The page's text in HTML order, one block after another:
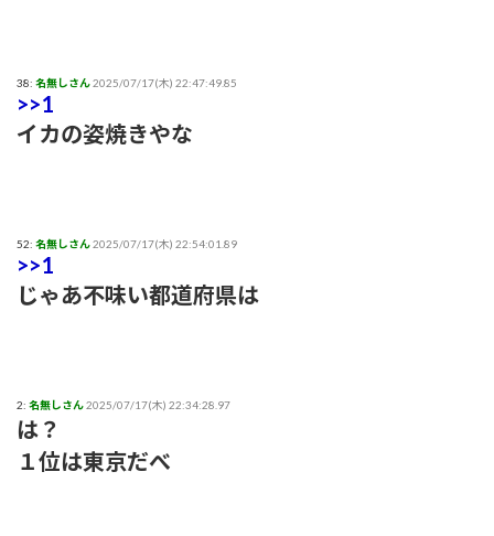
38: 名無しさん2025/07/17(木) 22:47:49.85
>>1
イカの姿焼きやな
52: 名無しさん2025/07/17(木) 22:54:01.89
>>1
じゃあ不味い都道府県は
2: 名無しさん2025/07/17(木) 22:34:28.97
は？
１位は東京だべ